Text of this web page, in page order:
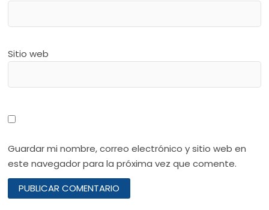
Sitio web
Guardar mi nombre, correo electrónico y sitio web en
este navegador para la próxima vez que comente.